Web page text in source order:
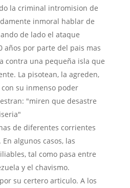
la criminal intromision de
inmoral hablar de
de lado el ataque
años por parte del pais mas
contra una pequeña isla que
La pisotean, la agreden,
su inmenso poder
"miren que desastre
de diferentes corrientes
algunos casos, las
tal como pasa entre
y el chavismo.
su certero articulo. A los